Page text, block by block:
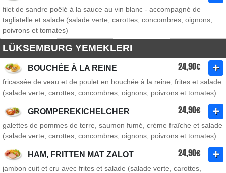
filet de sandre poêlé à la sauce au vin blanc - accompagné de
tagliatelle et salade (salade verte, carottes, concombres, oignons,
poivrons et tomates)
LÜKSEMBURG YEMEKLERI
BOUCHÉE À LA REINE 24,90€
fricassée de veau et de poulet en bouchée à la reine, frites et salade
(salade verte, carottes, concombres, oignons, poivrons et tomates)
GROMPEREKICHELCHER 24,90€
galettes de pommes de terre, saumon fumé, crème fraîche et salade
(salade verte, carottes, concombres, oignons, poivrons et tomates)
HAM, FRITTEN MAT ZALOT 24,90€
jambon cuit et cru avec frites et salade (salade verte, carottes,